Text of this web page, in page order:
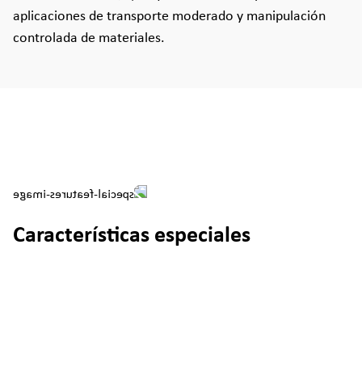
aplicaciones de transporte moderado y manipulación
controlada de materiales.
Características especiales